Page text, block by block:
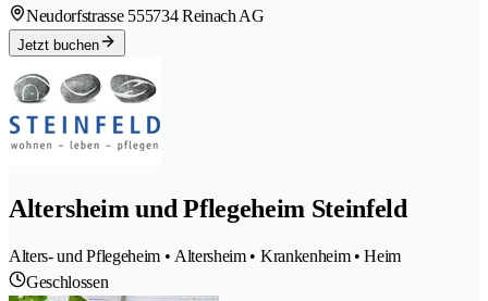
Neudorfstrasse 555734 Reinach AG
Jetzt buchen
Altersheim und Pflegeheim Steinfeld
Alters- und Pflegeheim • Altersheim • Krankenheim • Heim
Geschlossen